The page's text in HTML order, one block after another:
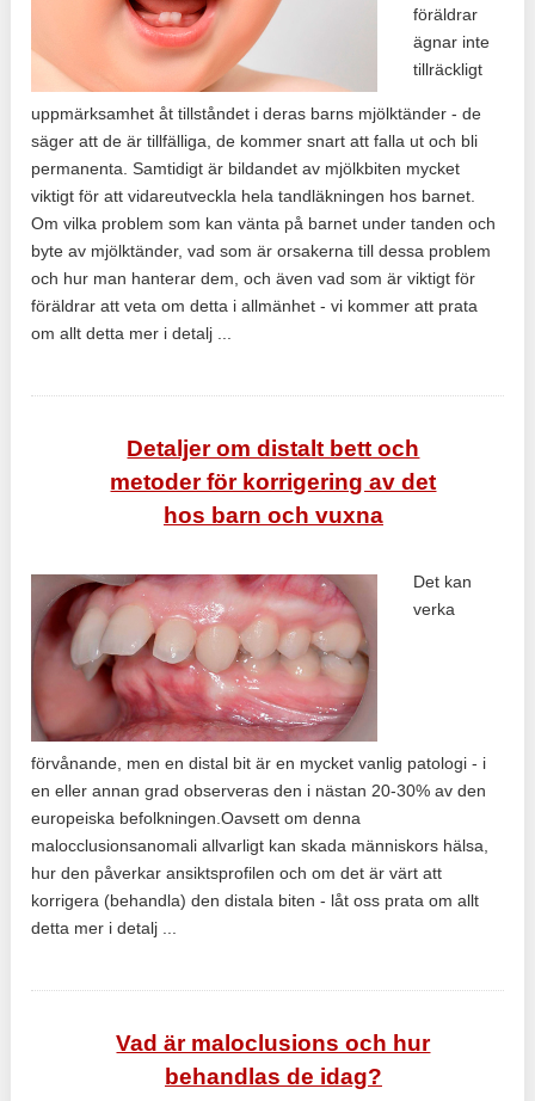
föräldrar
ägnar inte
tillräckligt
uppmärksamhet åt tillståndet i deras barns mjölktänder - de
säger att de är tillfälliga, de kommer snart att falla ut och bli
permanenta. Samtidigt är bildandet av mjölkbiten mycket
viktigt för att vidareutveckla hela tandläkningen hos barnet.
Om vilka problem som kan vänta på barnet under tanden och
byte av mjölktänder, vad som är orsakerna till dessa problem
och hur man hanterar dem, och även vad som är viktigt för
föräldrar att veta om detta i allmänhet - vi kommer att prata
om allt detta mer i detalj ...
Detaljer om distalt bett och
metoder för korrigering av det
hos barn och vuxna
Det kan
verka
förvånande, men en distal bit är en mycket vanlig patologi - i
en eller annan grad observeras den i nästan 20-30% av den
europeiska befolkningen.Oavsett om denna
malocclusionsanomali allvarligt kan skada människors hälsa,
hur den påverkar ansiktsprofilen och om det är värt att
korrigera (behandla) den distala biten - låt oss prata om allt
detta mer i detalj ...
Vad är maloclusions och hur
behandlas de idag?